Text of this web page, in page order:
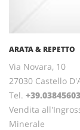
ARATA & REPETTO
Via Novara, 10
27030 Castello
Tel.
Vendita
Minerale